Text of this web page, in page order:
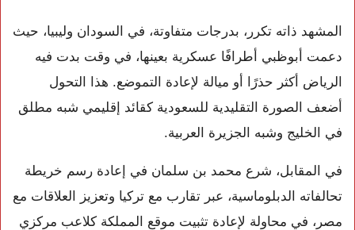
المشهد ذاته تكرر، بدرجات متفاوتة، في السودان وليبيا، حيث
دعمت أبوظبي أطرافًا عسكرية بعينها، في وقت بدت فيه
الرياض أكثر حذرًا أو ميالة لإعادة التموضع. هذا التحول
أضعف الصورة التقليدية للسعودية كقائد إقليمي شبه مطلق
في الخليج وشبه الجزيرة العربية.
في المقابل، شرع محمد بن سلمان في إعادة رسم خريطة
تحالفاته الدبلوماسية، عبر تقارب مع تركيا وتعزيز العلاقات مع
مصر، في محاولة لإعادة تثبيت موقع المملكة كلاعب مركزي